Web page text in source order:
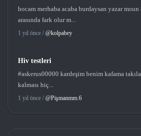
hocam merhaba acaba burdaysan yazar
arasında fark olur m...
1 yıl önce / @kolpabey
Hiv testleri
#askerus00000 kardeşim benim kafama
kalması hiç...
1 yıl önce / @Pişmanmm.6